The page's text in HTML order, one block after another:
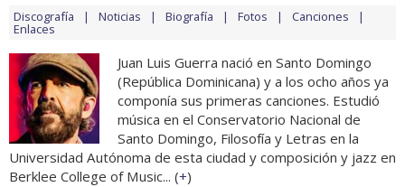
Discografía Noticias Biografía Fotos Canciones
Enlaces
Juan Luis Guerra nació en Santo Domingo
(República Dominicana) y a los ocho años ya
componía sus primeras canciones. Estudió
música en el Conservatorio Nacional de
Santo Domingo, Filosofía y Letras en la
Universidad Autónoma de esta ciudad y composición y jazz en
Berklee College of Music... (+)